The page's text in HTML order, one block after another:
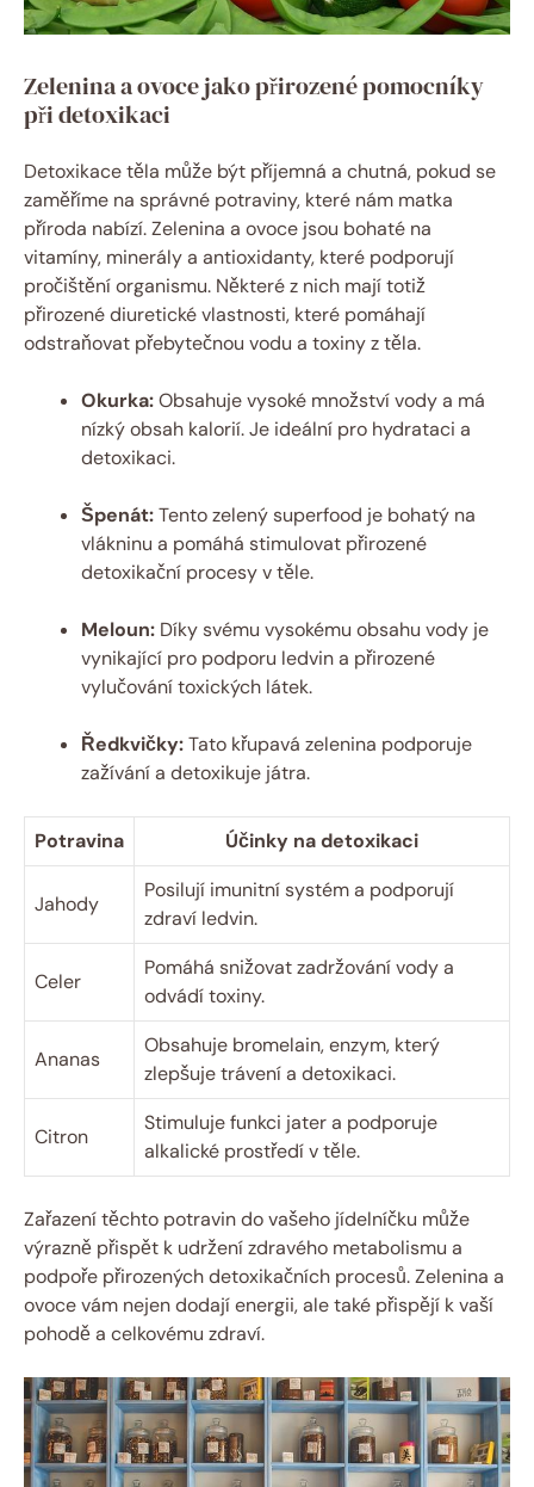
Zelenina a ovoce jako přirozené pomocníky
při detoxikaci
Detoxikace těla může být příjemná a chutná, pokud se
zaměříme na správné potraviny, které nám matka
příroda nabízí. Zelenina a ovoce jsou bohaté na
vitamíny, minerály a antioxidanty, které podporují
pročištění organismu. Některé z nich mají totiž
přirozené diuretické vlastnosti, které pomáhají
odstraňovat přebytečnou vodu a toxiny z těla.
Okurka:Obsahuje vysoké množství vody a má
nízký obsah kalorií. Je ideální pro hydrataci a
detoxikaci.
Špenát:Tento zelený superfood je bohatý na
vlákninu a pomáhá stimulovat přirozené
detoxikační procesy v těle.
Meloun: Díky svému vysokému obsahu vody je
vynikající pro podporu ledvin a přirozené
vylučování toxických látek.
Ředkvičky:Tato křupavá zelenina podporuje
zažívání a detoxikuje játra.
Potravina Účinky na detoxikaci
Jahody
Posilují imunitní systém a podporují
zdraví ledvin.
Celer
Pomáhá snižovat zadržování vody a
odvádí toxiny.
Ananas
Obsahuje bromelain, enzym, který
zlepšuje trávení a detoxikaci.
Citron
Stimuluje funkci jater a podporuje
alkalické prostředí v těle.
Zařazení těchto potravin do vašeho jídelníčku může
výrazně přispět k udržení zdravého metabolismu a
podpoře přirozených detoxikačních procesů. Zelenina a
ovoce vám nejen dodají energii, ale také přispějí k vaší
pohodě a celkovému zdraví.